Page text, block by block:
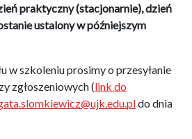
praktyczny (stacjonarnie), dzień
ustalony w późniejszym
w szkoleniu prosimy o przesyłanie
zgłoszeniowych (link do
do dnia